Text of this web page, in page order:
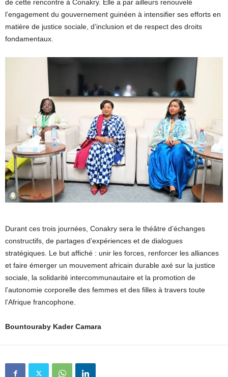
de cette rencontre à Conakry. Elle a par ailleurs renouvelé
l’engagement du gouvernement guinéen à intensifier ses efforts en
matière de justice sociale, d’inclusion et de respect des droits
fondamentaux.
Durant ces trois journées, Conakry sera le théâtre d’échanges
constructifs, de partages d’expériences et de dialogues
stratégiques. Le but affiché : unir les forces, renforcer les alliances
et faire émerger un mouvement africain durable axé sur la justice
sociale, la solidarité intercommunautaire et la promotion de
l’autonomie corporelle des femmes et des filles à travers toute
l’Afrique francophone.
Bountouraby Kader Camara